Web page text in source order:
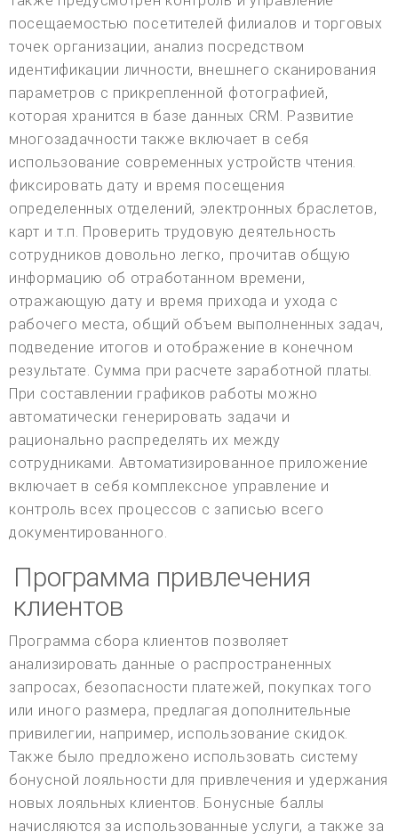
посещаемостью посетителей филиалов и торговых
точек организации, анализ посредством
идентификации личности, внешнего сканирования
параметров с прикрепленной фотографией,
которая хранится в базе данных CRM. Развитие
многозадачности также включает в себя
использование современных устройств чтения.
фиксировать дату и время посещения
определенных отделений, электронных браслетов,
карт и т.п. Проверить трудовую деятельность
сотрудников довольно легко, прочитав общую
информацию об отработанном времени,
отражающую дату и время прихода и ухода с
рабочего места, общий объем выполненных задач,
подведение итогов и отображение в конечном
результате. Сумма при расчете заработной платы.
При составлении графиков работы можно
автоматически генерировать задачи и
рационально распределять их между
сотрудниками. Автоматизированное приложение
включает в себя комплексное управление и
контроль всех процессов с записью всего
документированного.
Программа привлечения
клиентов
Программа сбора клиентов позволяет
анализировать данные о распространенных
запросах, безопасности платежей, покупках того
или иного размера, предлагая дополнительные
привилегии, например, использование скидок.
Также было предложено использовать систему
бонусной лояльности для привлечения и удержания
новых лояльных клиентов. Бонусные баллы
начисляются за использованные услуги, а также за